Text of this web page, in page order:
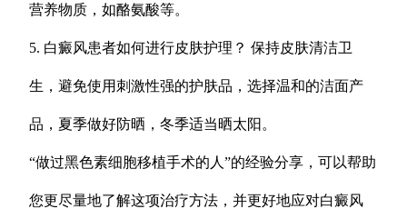
营养物质，如酪氨酸等。
5. 白癜风患者如何进行皮肤护理？ 保持皮肤清洁卫
生，避免使用刺激性强的护肤品，选择温和的洁面产
品，夏季做好防晒，冬季适当晒太阳。
“做过黑色素细胞移植手术的人”的经验分享，可以帮助
您更尽量地了解这项治疗方法，并更好地应对白癜风